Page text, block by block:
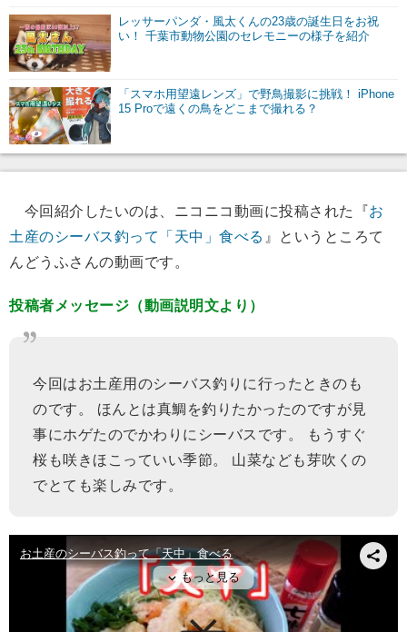
レッサーパンダ・風太くんの23歳の誕生日をお祝
い！ 千葉市動物公園のセレモニーの様子を紹介
「スマホ用望遠レンズ」で野鳥撮影に挑戦！ iPhone
15 Proで遠くの鳥をどこまで撮れる？
今回紹介したいのは、ニコニコ動画に投稿された『お
土産のシーバス釣って「天中」食べる 』というところて
んどうふさんの動画です。
投稿者メッセージ（動画説明文より）
今回はお土産用のシーバス釣りに行ったときのも
のです。 ほんとは真鯛を釣りたかったのですが見
事にホゲたのでかわりにシーバスです。 もうすぐ
桜も咲きほこっていい季節。 山菜なども芽吹くの
でとても楽しみです。